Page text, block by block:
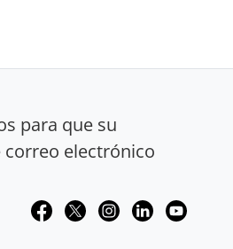
para que su
correo electrónico